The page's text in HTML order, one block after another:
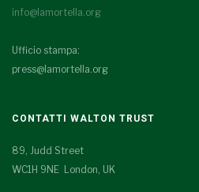
info@lamortella.org
Ufficio stampa:
press@lamortella.org
CONTATTI WALTON TRUST
89, Judd Street
WC1H 9NE London, UK